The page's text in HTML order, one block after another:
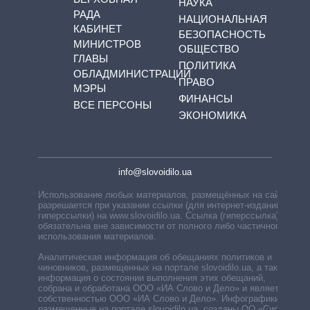
РАДА
КАБИНЕТ
МИНИСТРОВ
ГЛАВЫ
ОБЛАДМИНИСТРАЦИЙ
МЭРЫ
ВСЕ ПЕРСОНЫ
НАУКА
НАЦИОНАЛЬНАЯ
БЕЗОПАСНОСТЬ
ОБЩЕСТВО
ПОЛИТИКА
ПРАВО
ФИНАНСЫ
ЭКОНОМИКА
info@slovoidilo.ua
Использование любых материалов, размещённых на сайте,
разрешается при указании ссылки (для интернет-изданий —
гиперссылки) на www.slovoidilo.ua. Ссылка (гиперссылка)
обязательна вне зависимости от полного либо частичного
использования материалов.
Аналитическая информация об обещаниях политиков и
чиновников, размещенных на портале slovoidilo.ua, а также
информация о состоянии выполнения этих обещаний,
собрана и обработана ООО «ИА Слово и Дело» и является
собственностью ООО «ИА Слово и Дело». Инфографики,